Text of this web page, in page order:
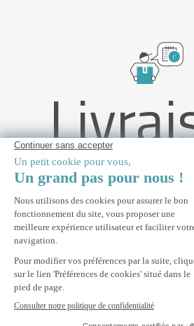
Store banne monobloc structure
toile beige avec fixations plafond
* Réservation prioritaire